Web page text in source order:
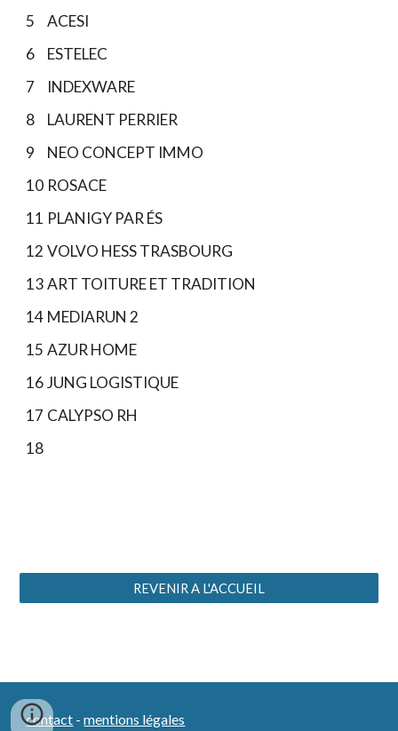
5
ACESI
6
ESTELEC
7
INDEXWARE
8
LAURENT PERRIER
9
NEO CONCEPT IMMO
10 ROSACE
11 PLANIGY PAR ÉS
12 VOLVO HESS TRASBOURG
13 ART TOITURE ET TRADITION
14 MEDIARUN 2
15 AZUR HOME
16 JUNG LOGISTIQUE
17 CALYPSO RH
18
REVENIR A L'ACCUEIL
contact -mentions légales